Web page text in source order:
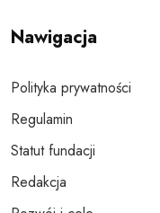
Nawigacja
Polityka prywatności
Regulamin
Statut fundacji
Redakcja